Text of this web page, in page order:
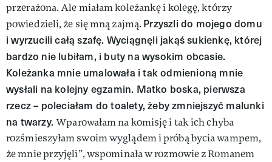
przerażona. Ale miałam koleżankę i kolegę, którzy
powiedzieli, że się mną zajmą. Przyszli do mojego domu
i wyrzucili całą szafę. Wyciągnęli jakąś sukienkę, której
bardzo nie lubiłam, i buty na wysokim obcasie.
Koleżanka mnie umalowała i tak odmienioną mnie
wysłali na kolejny egzamin. Matko boska, pierwsza
rzecz – poleciałam do toalety, żeby zmniejszyć malunki
na twarzy.Wparowałam na komisję i tak ich chyba
rozśmieszyłam swoim wyglądem i próbą bycia wampem,
że mnie przyjęli”, wspominała w rozmowie z Romanem